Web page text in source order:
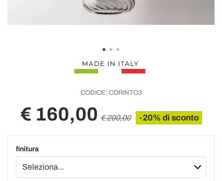
CODICE: CORINTO3
€ 160,00 € 200,00 -20% di sconto
finitura